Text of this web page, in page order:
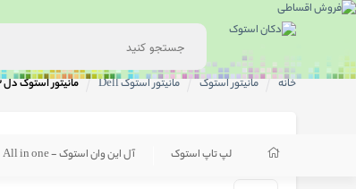
لپ تاپ استوک آل این وان استوک - All in one
خانه مانیتور استوک مانیتور استوک Dell مانیتور استوک دل 23 اینچ LED DELL P 2317 H